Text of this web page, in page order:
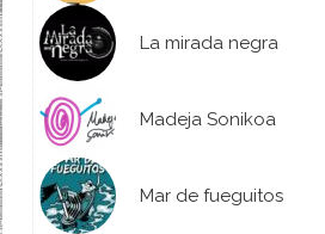
La mirada negra
Madeja Sonikoa
Mar de fueguitos